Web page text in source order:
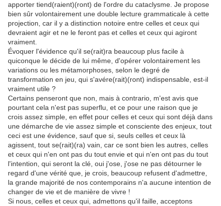
apporter tiend(raient)(ront) de l'ordre du cataclysme. Je propose
bien sûr volontairement une double lecture grammaticale à cette
projection, car il y a distinction notoire entre celles et ceux qui
devraient agir et ne le feront pas et celles et ceux qui agiront
vraiment.
Évoquer l'évidence qu'il se(rait)ra beaucoup plus facile à
quiconque le décide de lui même, d'opérer volontairement les
variations ou les métamorphoses, selon le degré de
transformation en jeu, qui s'avére(rait)(ront) indispensable, est-il
vraiment utile ?
Certains penseront que non, mais à contrario, m'est avis que
pourtant cela n'est pas superflu, et ce pour une raison que je
crois assez simple, en effet pour celles et ceux qui sont déjà dans
une démarche de vie assez simple et consciente des enjeux, tout
ceci est une évidence, sauf que si, seuls celles et ceux là
agissent, tout se(rait)(ra) vain, car ce sont bien les autres, celles
et ceux qui n'en ont pas du tout envie et qui n'en ont pas du tout
l'intention, qui seront la clé, oui j'ose, j'ose ne pas détourner le
regard d'une vérité que, je crois, beaucoup refusent d'admettre,
la grande majorité de nos contemporains n'a aucune intention de
changer de vie et de manière de vivre !
Si nous, celles et ceux qui, admettons qu'il faille, acceptons